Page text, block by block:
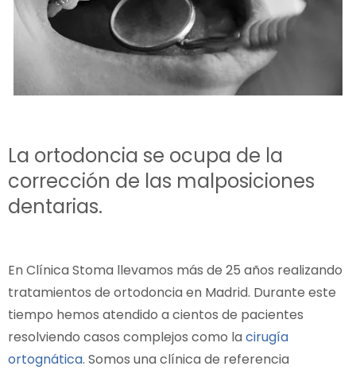
La ortodoncia se ocupa de la
corrección de las malposiciones
dentarias.
En Clínica Stoma llevamos más de 25 años realizando
tratamientos de ortodoncia en Madrid. Durante este
tiempo hemos atendido a cientos de pacientes
resolviendo casos complejos como la cirugía
ortognática. Somos una clínica de referencia